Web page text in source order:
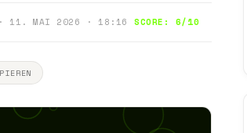
· 11. MAI 2026 · 18:16 SCORE: 6/10